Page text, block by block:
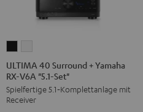
40
Surround
+
Yamaha
40
Surround
+
Yamaha
ULTIMA 40 Surround + Yamaha
RX-V6A "5.1-Set"
Spielfertige 5.1‑Komplettanlage mit
Receiver